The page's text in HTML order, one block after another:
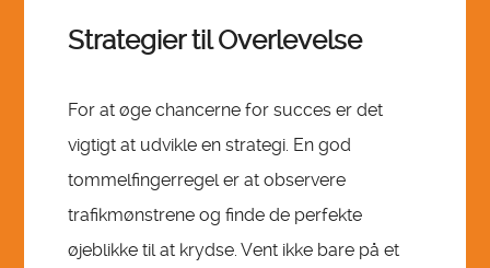
Strategier til Overlevelse
For at øge chancerne for succes er det
vigtigt at udvikle en strategi. En god
tommelfingerregel er at observere
trafikmønstrene og finde de perfekte
øjeblikke til at krydse. Vent ikke bare på et